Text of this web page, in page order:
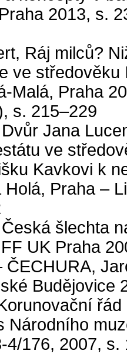
2013, s.
Ráj milců?
ve středověku
Malá, Praha
s. 215–229
Jana
ve
Kavkovi k
Praha –
šlechta
UK Praha
ČECHURA,
Budějovice
Národního
4/176, 2007, s.